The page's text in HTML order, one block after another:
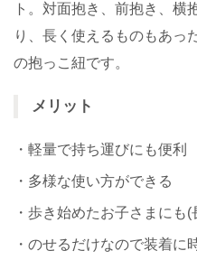
ト。対面抱き、前抱き、横
り、長く使えるものもあっ
の抱っこ紐です。
メリット
・軽量で持ち運びにも便利
・多様な使い方ができる
・歩き始めたお子さまにも
・のせるだけなので装着に